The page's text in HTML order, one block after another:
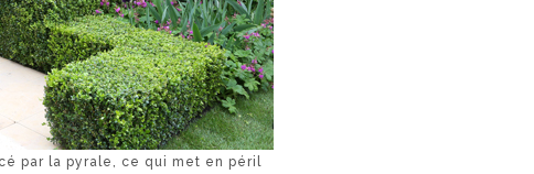
par la pyrale, ce qui met en péril